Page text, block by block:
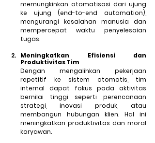
memungkinkan otomatisasi dari ujung
ke ujung (end-to-end automation),
mengurangi kesalahan manusia dan
mempercepat waktu penyelesaian
tugas.
Meningkatkan Efisiensi dan
Produktivitas Tim
Dengan mengalihkan pekerjaan
repetitif ke sistem otomatis, tim
internal dapat fokus pada aktivitas
bernilai tinggi seperti perencanaan
strategi, inovasi produk, atau
membangun hubungan klien. Hal ini
meningkatkan produktivitas dan moral
karyawan.